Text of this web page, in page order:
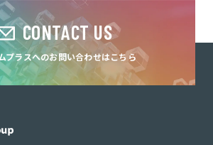
CONTACT US
プラスへのお問い合わせはこちら